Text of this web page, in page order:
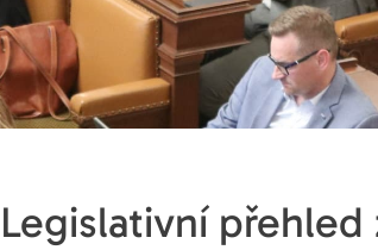
přehled